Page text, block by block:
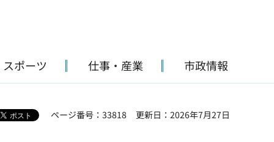
ポーツ 仕事・産業 市政情報
ページ番号：33818 更新日：2026年7月27日